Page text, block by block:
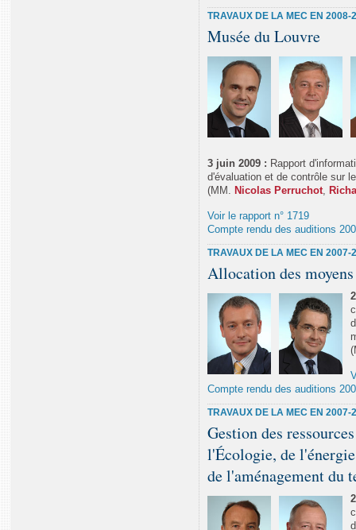
TRAVAUX DE LA MEC EN 2008-
Musée du Louvre
3 juin 2009 : Rapport
d'évaluation et de contrôle sur
(MM. Nicolas Perruchot,
Voir le rapport n° 1719
Compte rendu des auditions
TRAVAUX DE LA MEC EN 2007-
Allocation des
Compte rendu des auditions
TRAVAUX DE LA MEC EN 2007-
Gestion des
l'Écologie, de
de l'aménagement du